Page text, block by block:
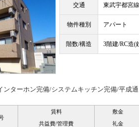
交通 東武宇都宮
物件種別 アパート
階数/構造 3階建/RC造(
ンターホン完備/システムキッチン完備/平成
賃料
共益費/管理費
敷金
礼金